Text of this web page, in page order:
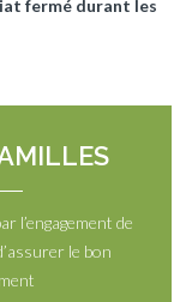
fermé durant les
l’engagement de
le bon